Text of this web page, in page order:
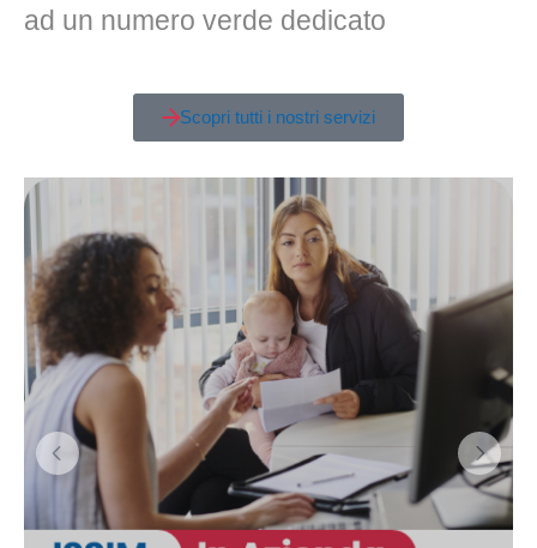
ad un numero verde dedicato
Scopri tutti i nostri servizi